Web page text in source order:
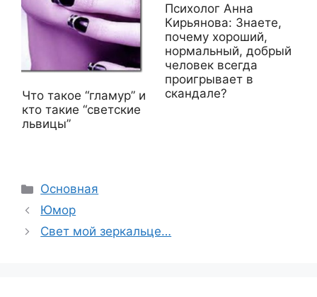
Что такое “гламур” и
кто такие “светские
львицы”
Психолог Анна
Кирьянова: Знаете,
почему хороший,
нормальный, добрый
человек всегда
проигрывает в
скандале?
Рубрики
Основная
Юмор
Свет мой зеркальце…